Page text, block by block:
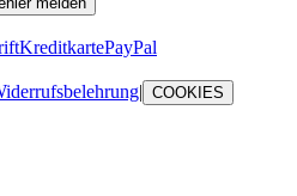
KreditkartePayPal
| COOKIES